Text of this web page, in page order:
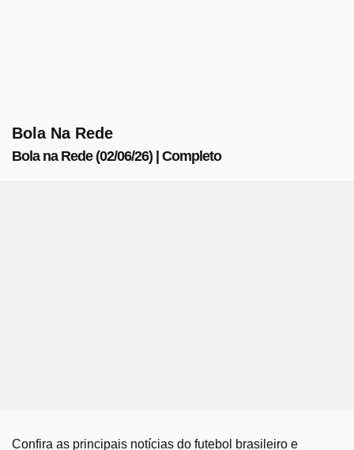
Bola Na Rede
Bola na Rede (02/06/26) | Completo
Confira as principais notícias do futebol brasileiro e